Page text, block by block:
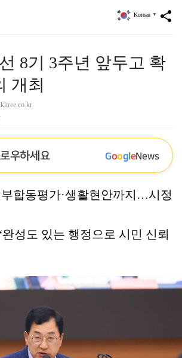
share
Korean ▼
8기 3주년 앞두고 확
개최
우하세요 GoogleNews
부합동평가·생활현안까지…시정
성도 있는 행정으로 시민 신뢰